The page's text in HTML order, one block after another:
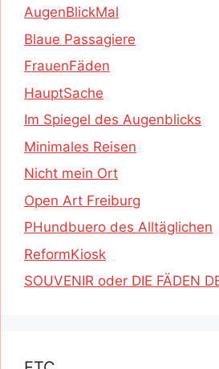
AugenBlickMal
Blaue Passagiere
FrauenFäden
HauptSache
Im Spiegel des Augenblicks
Minimales Reisen
Nicht mein Ort
Open Art Freiburg
PHundbuero des Alltäglichen
ReformKiosk
SOUVENIR oder DIE FÄDEN